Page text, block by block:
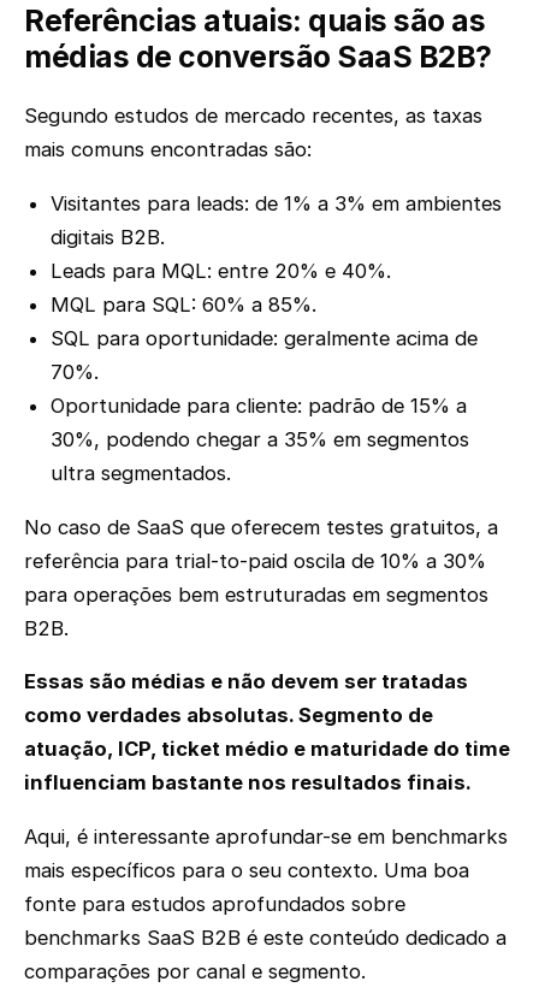
Referências atuais: quais são as
médias de conversão SaaS B2B?
Segundo estudos de mercado recentes, as taxas
mais comuns encontradas são:
Visitantes para leads: de 1% a 3% em ambientes
digitais B2B.
Leads para MQL: entre 20% e 40%.
MQL para SQL: 60% a 85%.
SQL para oportunidade: geralmente acima de
70%.
Oportunidade para cliente: padrão de 15% a
30%, podendo chegar a 35% em segmentos
ultra segmentados.
No caso de SaaS que oferecem testes gratuitos, a
referência para trial-to-paid oscila de 10% a 30%
para operações bem estruturadas em segmentos
B2B.
Essas são médias e não devem ser tratadas
como verdades absolutas. Segmento de
atuação, ICP, ticket médio e maturidade do time
influenciam bastante nos resultados finais.
Aqui, é interessante aprofundar-se em benchmarks
mais específicos para o seu contexto. Uma boa
fonte para estudos aprofundados sobre
benchmarks SaaS B2B é este conteúdo dedicado a
comparações por canal e segmento.